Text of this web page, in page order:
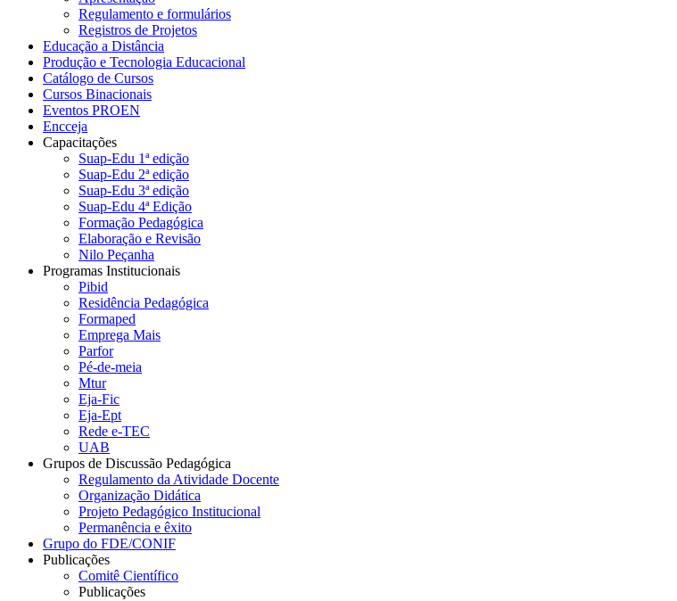
Regulamento e formulários
Registros de Projetos
Educação a Distância
Produção e Tecnologia Educacional
Catálogo de Cursos
Cursos Binacionais
Eventos PROEN
Encceja
Capacitações
Suap-Edu 1ª edição
Suap-Edu 2ª edição
Suap-Edu 3ª edição
Suap-Edu 4ª Edição
Formação Pedagógica
Elaboração e Revisão
Nilo Peçanha
Programas Institucionais
Pibid
Residência Pedagógica
Formaped
Emprega Mais
Parfor
Pé-de-meia
Mtur
Eja-Fic
Eja-Ept
Rede e-TEC
UAB
Grupos de Discussão Pedagógica
Regulamento da Atividade Docente
Organização Didática
Projeto Pedagógico Institucional
Permanência e êxito
Grupo do FDE/CONIF
Publicações
Comitê Científico
Publicações